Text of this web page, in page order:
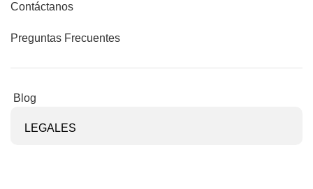
Contáctanos
Preguntas Frecuentes
Blog
LEGALES